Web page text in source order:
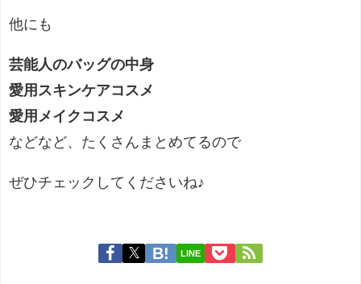
他にも
芸能人のバッグの中身
愛用スキンケアコスメ
愛用メイクコスメ
などなど、たくさんまとめてるので
ぜひチェックしてくださいね♪
LINE